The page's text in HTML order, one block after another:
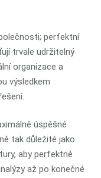
perfektní
trvale udržitelný
organizace a
výsledkem
úspěšné
tak důležité jako
aby perfektně
až po konečné